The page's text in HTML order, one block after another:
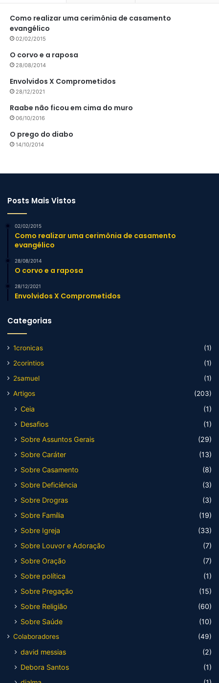
Como realizar uma cerimônia de casamento
evangélico
02/02/2015
O corvo e a raposa
28/08/2014
Envolvidos X Comprometidos
28/12/2021
Raabe não ficou em cima do muro
06/10/2016
O prego do diabo
14/10/2014
Posts Mais Vistos
02/02/2015
Como realizar uma cerimônia de casamento
evangélico
28/08/2014
O corvo e a raposa
28/12/2021
Envolvidos X Comprometidos
Categorias
1cronicas
(1)
2corintios
(1)
2samuel
(1)
Artigos
(203)
Ceia
(1)
Desafios
(1)
Sobre Assuntos Gerais
(29)
Sobre Caráter
(13)
Sobre Casamento
(8)
Sobre Deficiência
(3)
Sobre Drogras
(3)
Sobre Família
(19)
Sobre Igreja
(33)
Sobre Louvor e Adoração
(7)
Sobre Oração
(7)
Sobre política
(1)
Sobre Pregação
(15)
Sobre Religião
(60)
Sobre Saúde
(10)
Colaboradores (49)
david messias
(2)
Debora Santos
(1)